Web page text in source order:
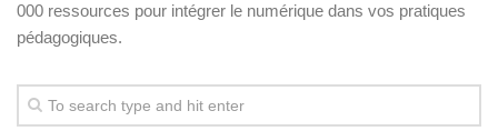
000 ressources pour intégrer le numérique dans vos pratiques
pédagogiques.